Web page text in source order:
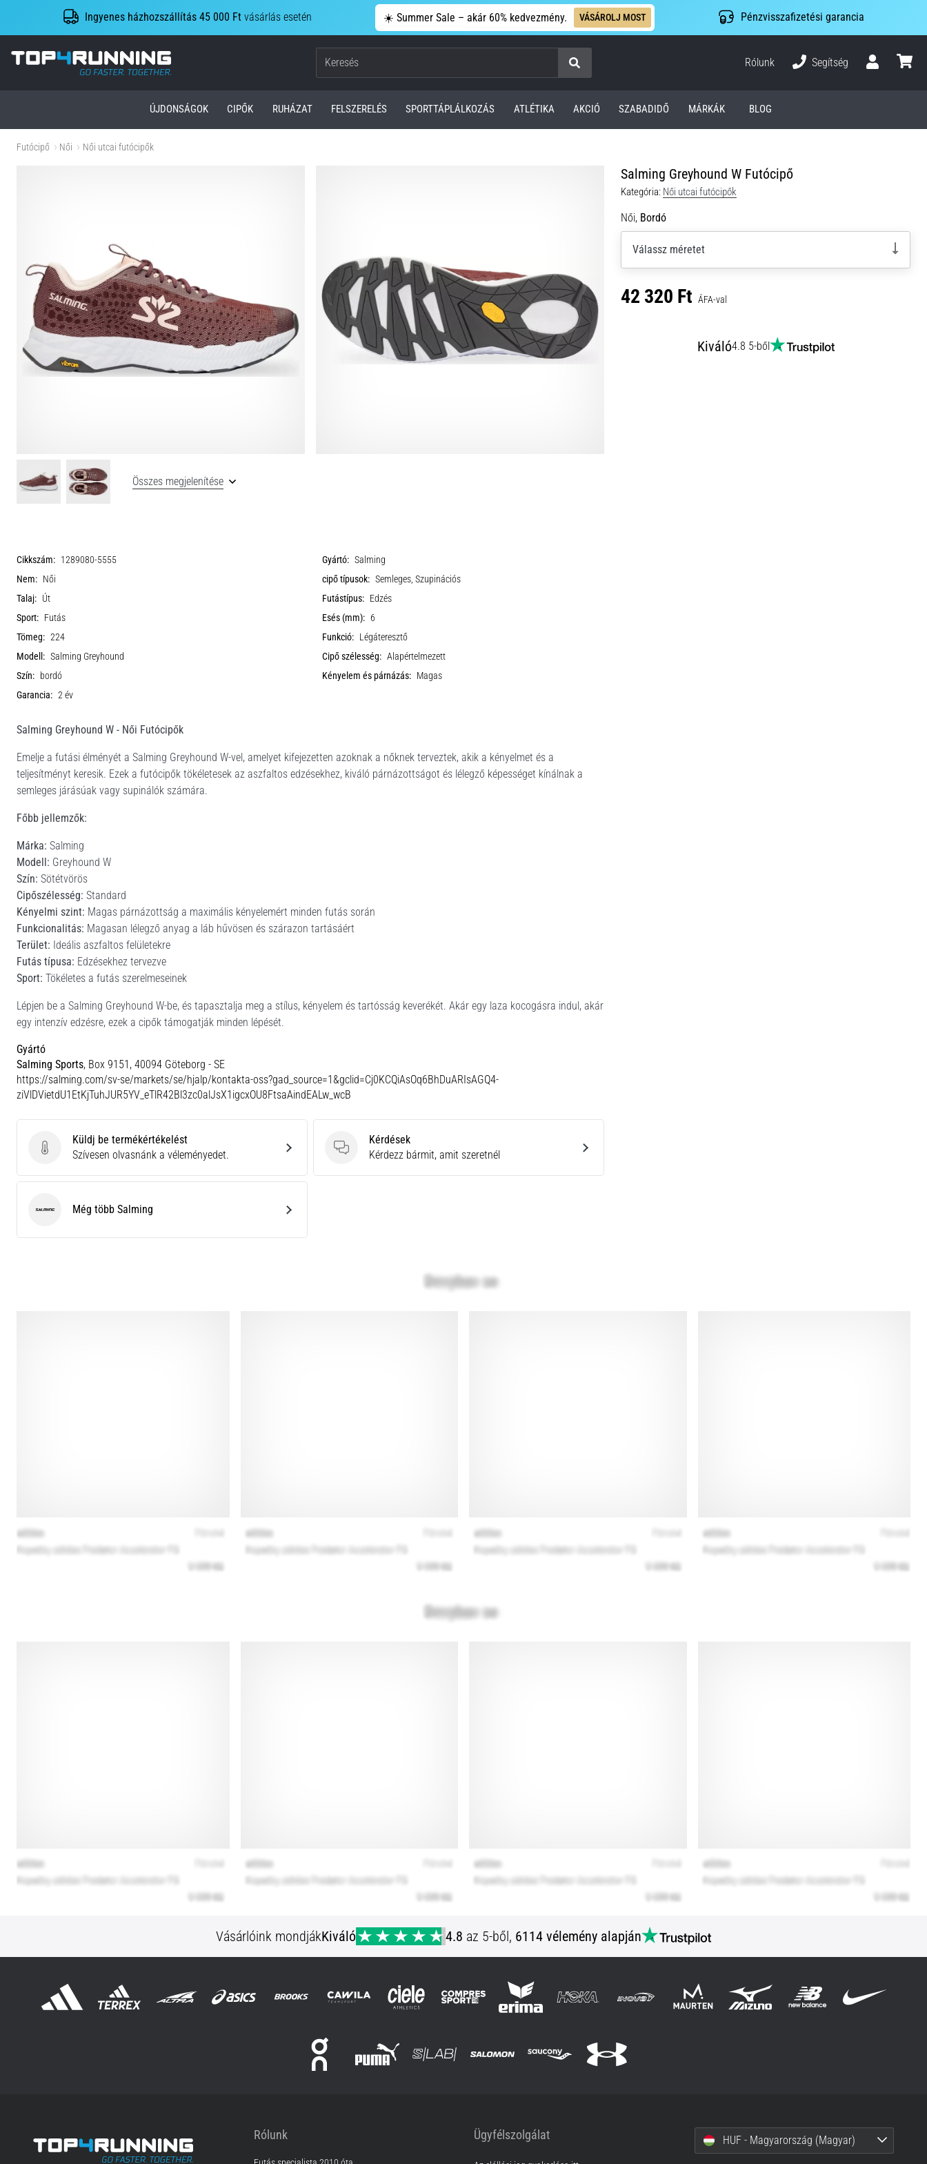
Ingyenes házhozszállítás 45 000 Ft vásárlás esetén ☀️ Summer Sale – akár 60% kedvezmény. VÁSÁROLJ MOST Pénzvisszafizetési garancia
Top4Running.hu
Keresés
Rólunk
Segítség
ÚJDONSÁGOK CIPŐK RUHÁZAT FELSZERELÉS SPORTTÁPLÁLKOZÁS ATLÉTIKA AKCIÓ SZABADIDŐ MÁRKÁK BLOG
Futócipő Női Női utcai futócipők
Salming Greyhound W Futócipő
Kategória: Női utcai futócipők
Női, Bordó
Válassz méretet
42 320 Ft ÁFA-val
Kiváló4.8 5-ből
Összes megjelenítése
Cikkszám: 1289080-5555 Gyártó: Salming
Nem: Női cipő típusok: Semleges, Szupinációs
Talaj: Út Futástípus: Edzés
Sport: Futás Esés (mm): 6
Tömeg: 224 Funkció: Légáteresztő
Modell: Salming Greyhound Cipő szélesség: Alapértelmezett
Szín: bordó Kényelem és párnázás: Magas
Garancia: 2 év
Salming Greyhound W - Női Futócipők
Emelje a futási élményét a Salming Greyhound W-vel, amelyet kifejezetten azoknak a nőknek terveztek, akik a kényelmet és a
teljesítményt keresik. Ezek a futócipők tökéletesek az aszfaltos edzésekhez, kiváló párnázottságot és lélegző képességet kínálnak a
semleges járásúak vagy supinálók számára.
Főbb jellemzők:
Márka: Salming
Modell: Greyhound W
Szín: Sötétvörös
Cipőszélesség: Standard
Kényelmi szint: Magas párnázottság a maximális kényelemért minden futás során
Funkcionalitás: Magasan lélegző anyag a láb hűvösen és szárazon tartásáért
Terület: Ideális aszfaltos felületekre
Futás típusa: Edzésekhez tervezve
Sport: Tökéletes a futás szerelmeseinek
Lépjen be a Salming Greyhound W-be, és tapasztalja meg a stílus, kényelem és tartósság keverékét. Akár egy laza kocogásra indul, akár
egy intenzív edzésre, ezek a cipők támogatják minden lépését.
Gyártó
Salming Sports, Box 9151, 40094 Göteborg - SE
https://salming.com/sv-se/markets/se/hjalp/kontakta-oss?gad_source=1&gclid=Cj0KCQiAsOq6BhDuARIsAGQ4-
ziVlDVietdU1EtKjTuhJUR5YV_eTlR42Bl3zc0alJsX1igcxOU8FtsaAindEALw_wcB
Küldj be termékértékelést
Küldj be termékértékelést
Szívesen olvasnánk a véleményedet.
Kérdések
Kérdések
Kérdezz bármit, amit szeretnél
SalmingMég több Salming
Vásárlóink mondjákKiváló 4.8 az 5-ből, 6114 vélemény alapján
Rólunk Ügyfélszolgálat HUF - Magyarország (Magyar)